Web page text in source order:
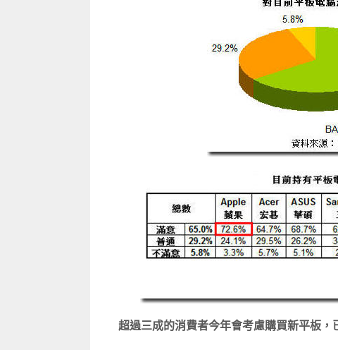
超過三成的消費者今年會考慮購買新平板，